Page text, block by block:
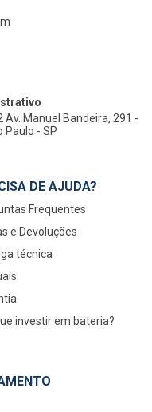
Av. Manuel Bandeira, 291 -
Paulo - SP
DE AJUDA?
Frequentes
e Devoluções
técnica
investir em bateria?